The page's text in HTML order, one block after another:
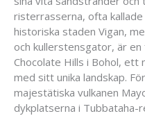
risterrasserna, ofta
historiska staden Vigan,
och kullerstensgator, är
Chocolate Hills i Bohol,
med sitt unika landskap.
majestätiska vulkanen
dykplatserna i Tubbataha-